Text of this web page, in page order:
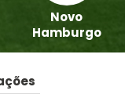
Novo
Hamburgo